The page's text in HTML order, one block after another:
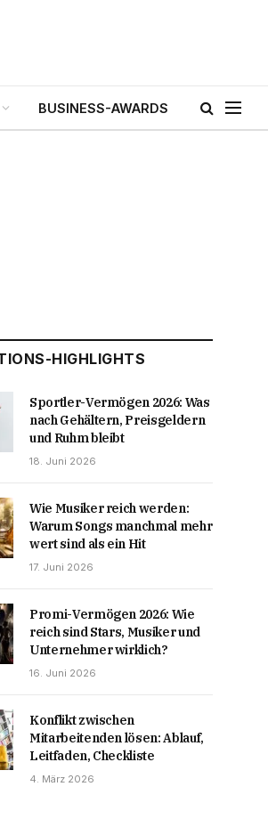
BUSINESS-AWARDS
HIGHLIGHTS
Sportler-Vermögen 2026: Was
nach Gehältern, Preisgeldern
und Ruhm bleibt
18. Juni 2026
Wie Musiker reich werden:
Warum Songs manchmal mehr
wert sind als ein Hit
17. Juni 2026
Promi-Vermögen 2026: Wie
reich sind Stars, Musiker und
Unternehmer wirklich?
16. Juni 2026
Konflikt zwischen
Mitarbeitenden lösen: Ablauf,
Leitfaden, Checkliste
4. März 2026